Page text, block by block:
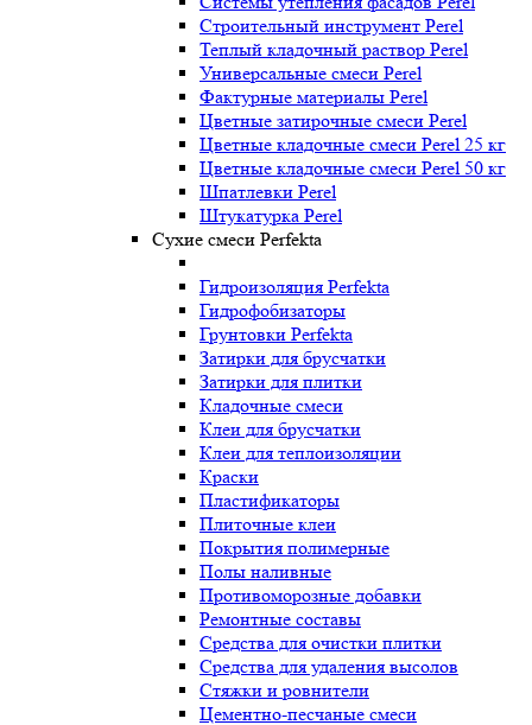
Строительный инструмент Perel
Теплый кладочный раствор Perel
Универсальные смеси Perel
Фактурные материалы Perel
Цветные затирочные смеси Perel
Цветные кладочные смеси Perel 25 кг
Цветные кладочные смеси Perel 50 кг
Шпатлевки Perel
Штукатурка Perel
Сухие смеси Perfekta
Гидроизоляция Perfekta
Гидрофобизаторы
Грунтовки Perfekta
Затирки для брусчатки
Затирки для плитки
Кладочные смеси
Клеи для брусчатки
Клеи для теплоизоляции
Краски
Пластификаторы
Плиточные клеи
Покрытия полимерные
Полы наливные
Противоморозные добавки
Ремонтные составы
Средства для очистки плитки
Средства для удаления высолов
Стяжки и ровнители
Цементно-песчаные смеси